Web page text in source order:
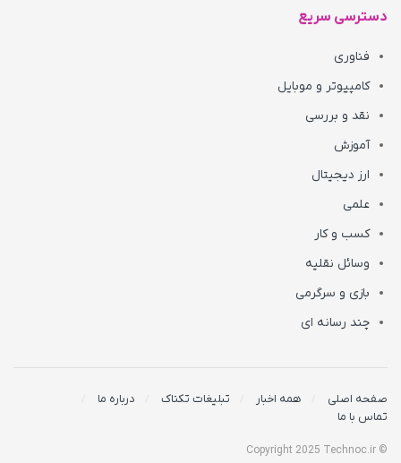
دسترسی سریع
فناوری
کامپیوتر و موبایل
نقد و بررسی
آموزش
ارز دیجیتال
علمی
کسب و کار
وسائل نقلیه
بازی و سرگرمی
چند رسانه ای
صفحه اصلی همه اخبار تبلیغات تکناک
درباره ما
تماس با ما
© Copyright 2025 Technoc.ir